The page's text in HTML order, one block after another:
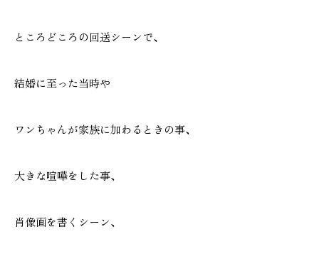
ところどころの回送シーンで、
結婚に至った当時や
ワンちゃんが家族に加わるときの事、
大きな喧嘩をした事、
肖像画を書くシーン、